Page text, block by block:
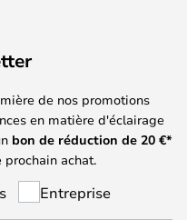
de nos promotions
en matière d'éclairage
bon de réduction de 20 €*
achat.
Entreprise